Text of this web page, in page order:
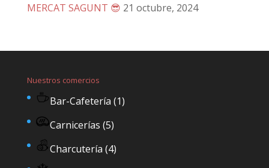
MERCAT SAGUNT 😎 21 octubre, 2024
Nuestros comercios
Bar-Cafetería (1)
Carnicerías (5)
Charcutería (4)